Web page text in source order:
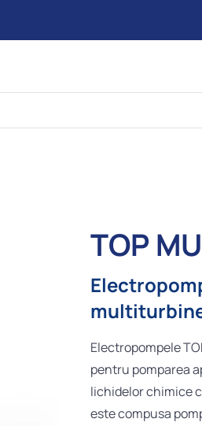
TOP
Electropompele
pentru pomparea
lichidelor chimice
este compusa